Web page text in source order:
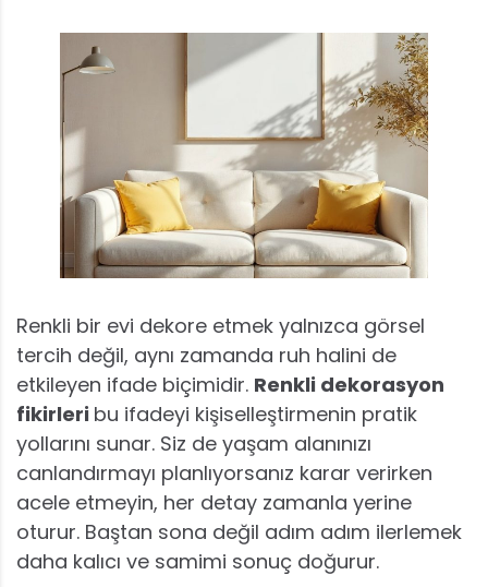
Renkli bir evi dekore etmek yalnızca görsel
tercih değil, aynı zamanda ruh halini de
etkileyen ifade biçimidir. Renkli dekorasyon
fikirleri bu ifadeyi kişiselleştirmenin pratik
yollarını sunar. Siz de yaşam alanınızı
canlandırmayı planlıyorsanız karar verirken
acele etmeyin, her detay zamanla yerine
oturur. Baştan sona değil adım adım ilerlemek
daha kalıcı ve samimi sonuç doğurur.